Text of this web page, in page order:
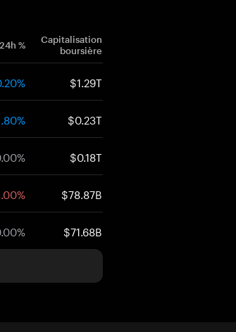
24h %
Capitalisation
boursière
$1.29T
$0.23T
$0.18T
$78.87B
$71.68B